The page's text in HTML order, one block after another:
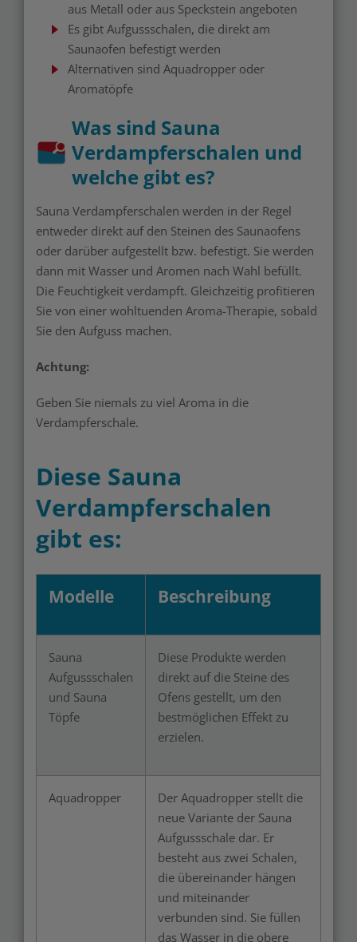
aus Metall oder aus Speckstein angeboten
Es gibt Aufgussschalen, die direkt am
Saunaofen befestigt werden
Alternativen sind Aquadropper oder
Aromatöpfe
Was sind Sauna
Verdampferschalen und
welche gibt es?
Sauna Verdampferschalen werden in der Regel
entweder direkt auf den Steinen des Saunaofens
oder darüber aufgestellt bzw. befestigt. Sie werden
dann mit Wasser und Aromen nach Wahl befüllt.
Die Feuchtigkeit verdampft. Gleichzeitig profitieren
Sie von einer wohltuenden Aroma-Therapie, sobald
Sie den Aufguss machen.
Achtung:
Geben Sie niemals zu viel Aroma in die
Verdampferschale.
Diese Sauna
Verdampferschalen
gibt es:
Modelle Beschreibung
Sauna
Aufgussschalen
und Sauna
Töpfe
Diese Produkte werden
direkt auf die Steine des
Ofens gestellt, um den
bestmöglichen Effekt zu
erzielen.
Aquadropper
Der Aquadropper stellt die
neue Variante der Sauna
Aufgussschale dar. Er
besteht aus zwei Schalen,
die übereinander hängen
und miteinander
verbunden sind. Sie füllen
das Wasser in die obere